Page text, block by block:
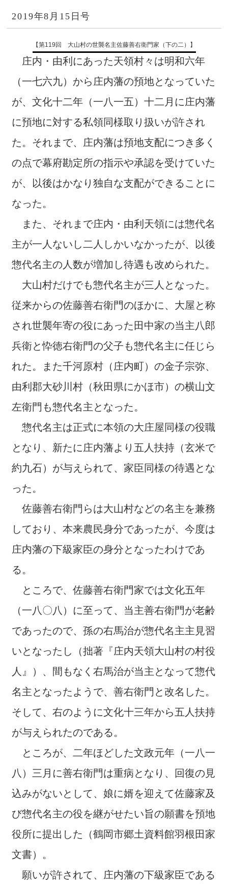
2019年8月15日号
【第119回 大山村の世襲名主佐藤善右衛門家（下の二）】
庄内・由利にあった天領村々は明和六年
（一七六九）から庄内藩の預地となっていた
が、文化十二年（一八一五）十二月に庄内藩
に預地に対する私領同様取り扱いが許され
た。それまで、庄内藩は預地支配につき多く
の点で幕府勘定所の指示や承認を受けていた
が、以後はかなり独自な支配ができることに
なった。
また、それまで庄内・由利天領には惣代名
主が一人ないし二人しかいなかったが、以後
惣代名主の人数が増加し待遇も改められた。
大山村だけでも惣代名主が三人となった。
従来からの佐藤善右衛門のほかに、大屋と称
され世襲年寄の役にあった田中家の当主八郎
兵衛と忰徳右衛門の父子も惣代名主に任じら
れた。また千河原村（庄内町）の金子宗弥、
由利郡大砂川村（秋田県にかほ市）の横山文
左衛門も惣代名主となった。
惣代名主は正式に本領の大庄屋同様の役職
となり、新たに庄内藩より五人扶持（玄米で
約九石）が与えられて、家臣同様の待遇とな
った。
佐藤善右衛門らは大山村などの名主を兼務
しており、本来農民身分であったが、今度は
庄内藩の下級家臣の身分となったわけであ
る。
ところで、佐藤善右衛門家では文化五年
（一八〇八）に至って、当主善右衛門が老齢
であったので、孫の右馬治が惣代名主主見習
いとなったし（拙著『庄内天領大山村の村役
人』）、間もなく右馬治が当主となって惣代
名主となったようで、善右衛門と改名した。
そして、右のように文化十三年から五人扶持
が与えられたのである。
ところが、二年ほどした文政元年（一八一
八）三月に善右衛門は重病となり、回復の見
込みがないとして、娘に婿を迎えて佐藤家及
び惣代名主の役を継がせたい旨の願書を預地
役所に提出した（鶴岡市郷土資料館羽根田家
文書）。
願いが許されて、庄内藩の下級家臣である